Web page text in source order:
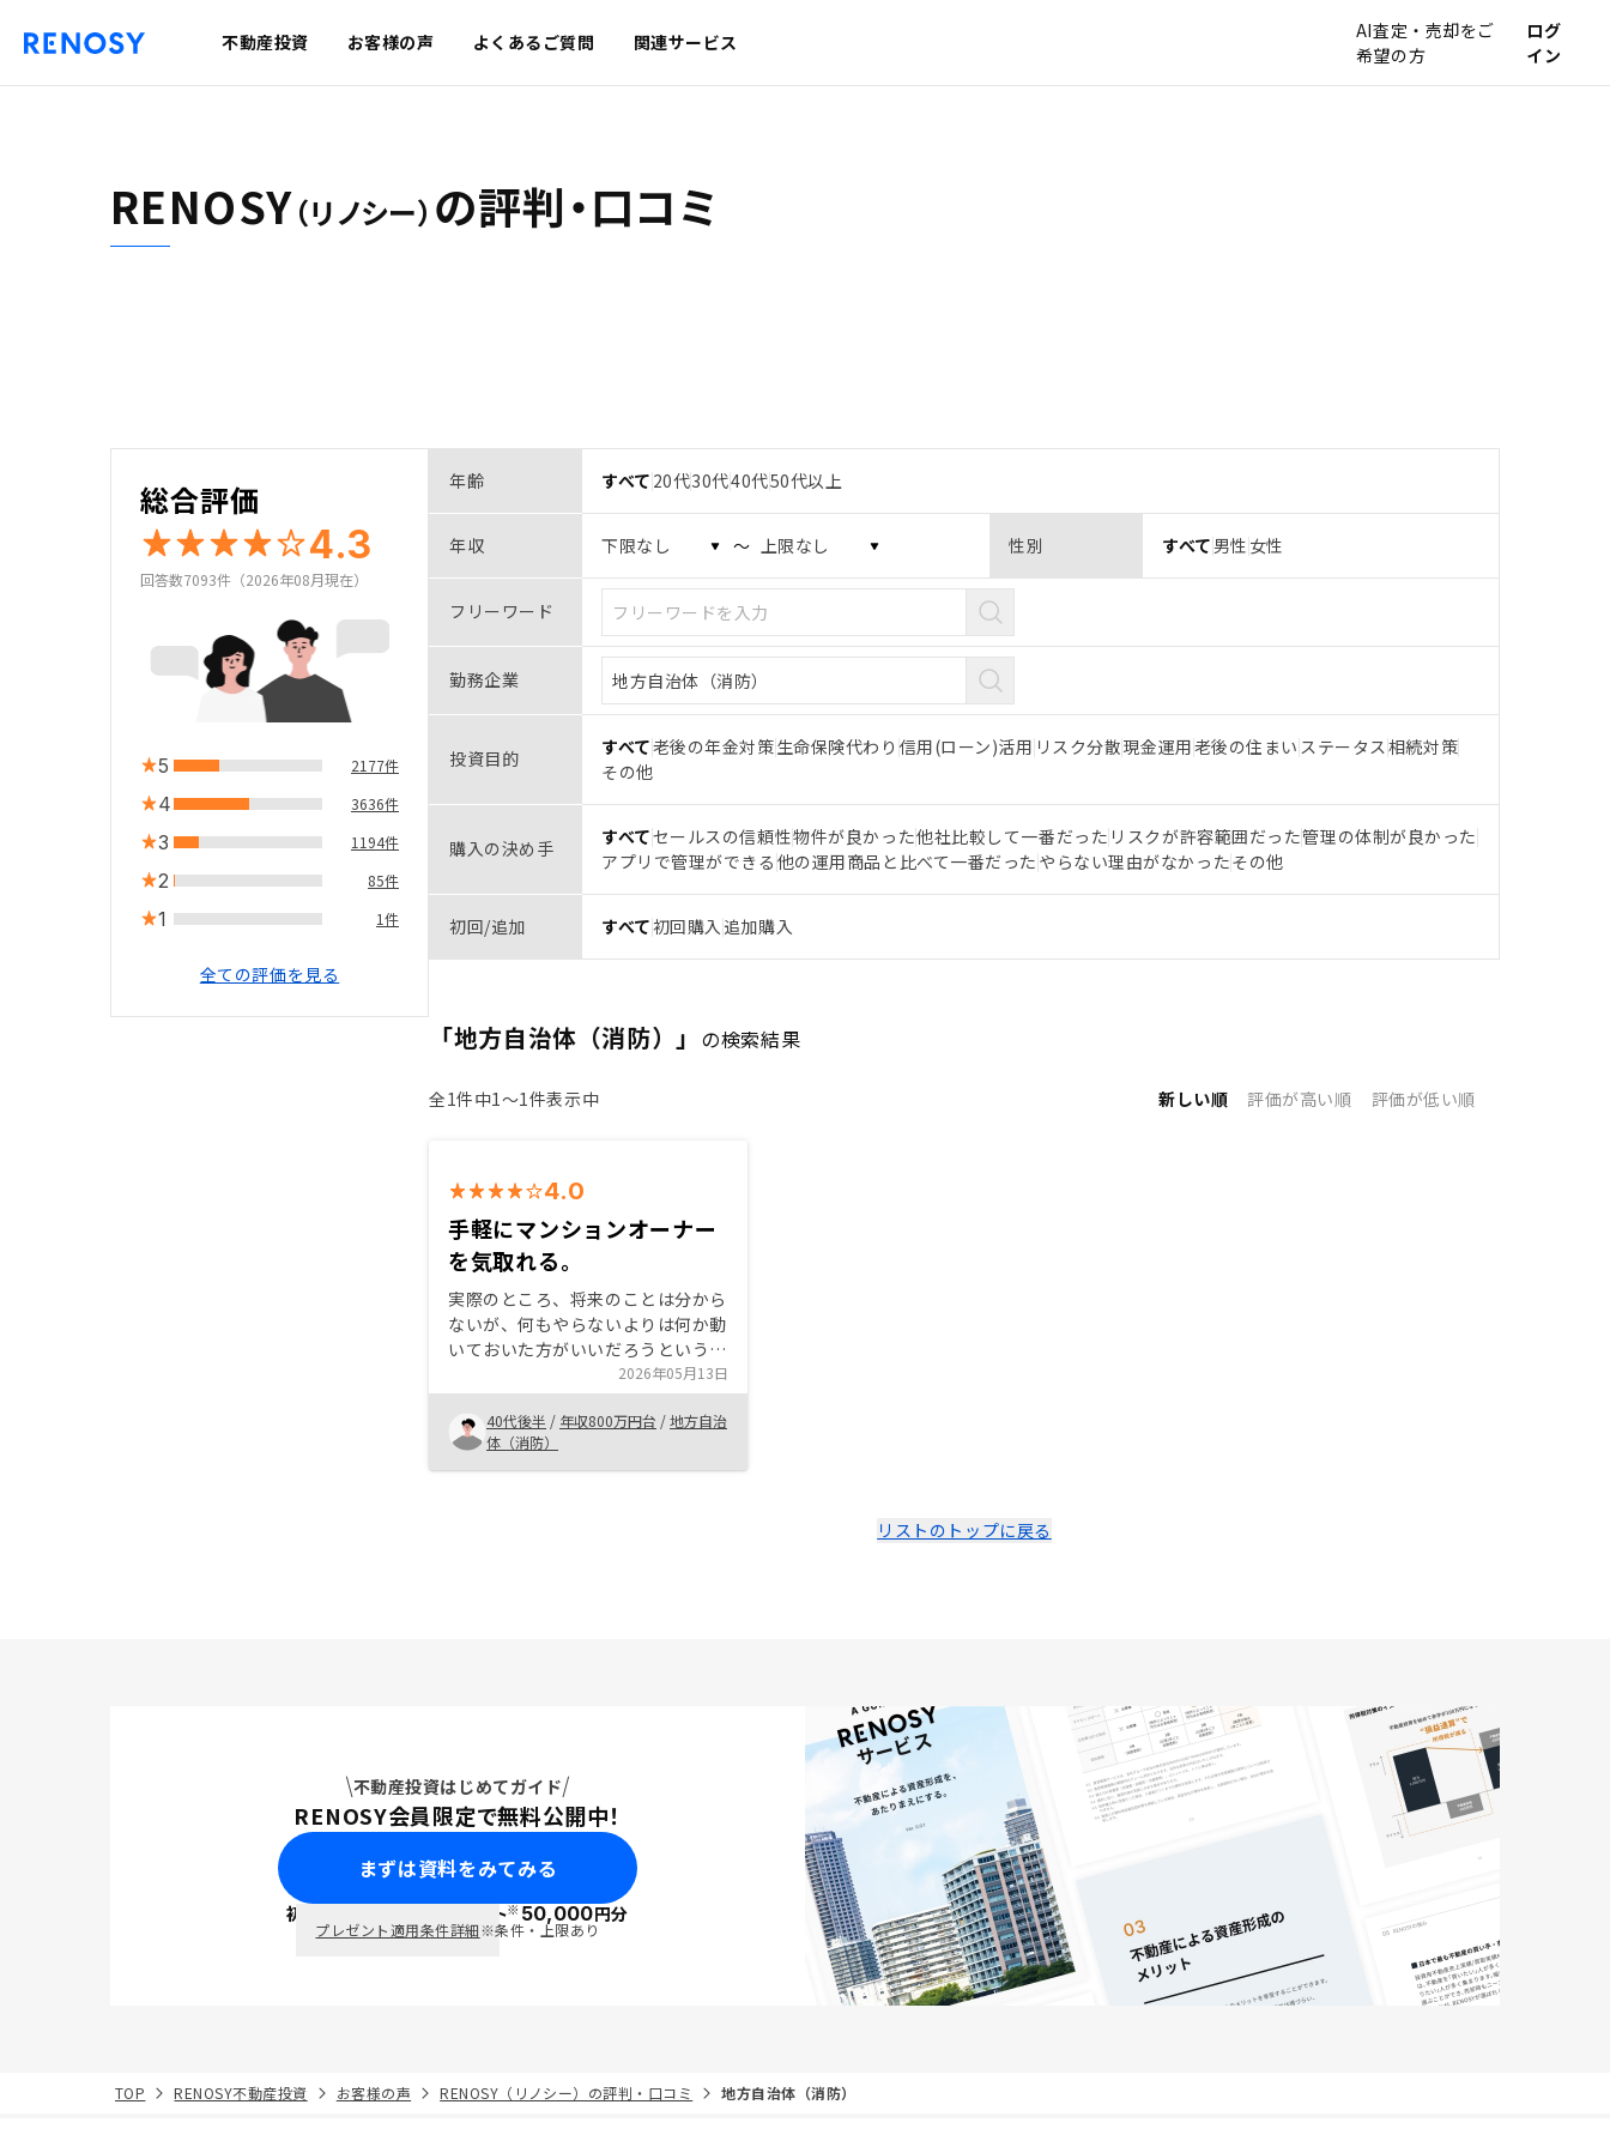
不動産投資 お客様の声 よくあるご質問 関連サービス
AI査定・売却をご
希望の方
ログ
イン
RENOSY（リノシー） の評判・口コミ
総合評価
4.3
回答数7093件（2026年08月現在）
5 2177件
4 3636件
3 1194件
2 85件
1 1件
全ての評価を見る
年齢 すべて 20代30代40代50代以上
年収 〜 性別 すべて 男性 女性
フリーワード
勤務企業
投資目的 すべて老後の年金対策生命保険代わり 信用(ローン)活用 リスク分散現金運用老後の住まい ステータス相続対策
その他
購入の決め手 すべてセールスの信頼性物件が良かった他社比較して一番だった リスクが許容範囲だった管理の体制が良かった
アプリで管理ができる 他の運用商品と比べて一番だった やらない理由がなかったその他
初回/追加 すべて初回購入 追加購入
「地方自治体（消防）」 の検索結果
全1件中1〜1件表示中 新しい順 評価が高い順 評価が低い順
4.0
手軽にマンションオーナー
を気取れる。
実際のところ、将来のことは分から
ないが、何もやらないよりは何か動
いておいた方がいいだろうという軽
い気持ちで始めた。オーナーズパー
ティなどの所有欲的なところも含め
て、今は買って良かったのかなと思
っている。
2026年05月13日
40代後半 / 年収800万円台 /地方自治
体（消防）
リストのトップに戻る
不動産投資はじめてガイド
RENOSY会員限定で無料公開中！
まずは資料をみてみる
初回面談で ポイント※50,000円分
プレゼント適用条件詳細※条件・上限あり
TOP RENOSY不動産投資 お客様の声 RENOSY（リノシー）の評判・口コミ 地方自治体（消防）